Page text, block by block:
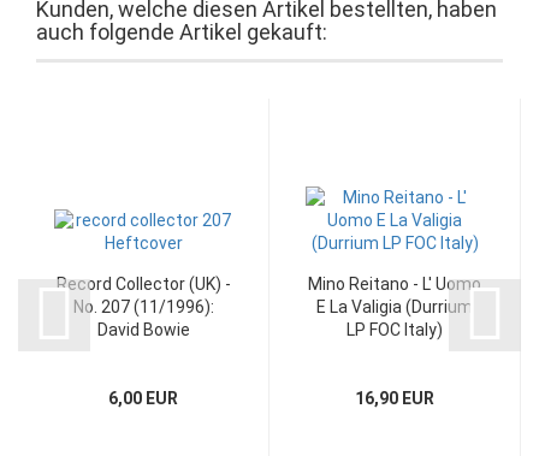
Kunden, welche diesen Artikel bestellten, haben
auch folgende Artikel gekauft:
Record Collector (UK) -
No. 207 (11/1996):
David Bowie
6,00 EUR
Mino Reitano - L' Uomo
E La Valigia (Durrium
LP FOC Italy)
16,90 EUR